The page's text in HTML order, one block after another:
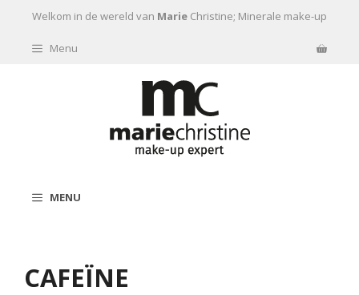
Ga naar de inhoud
Welkom in de wereld van Marie Christine; Minerale make-up
Menu
MENU
CAFEÏNE